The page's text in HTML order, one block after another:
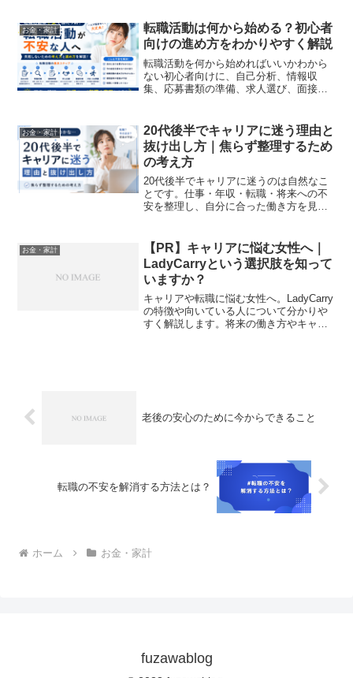
お金・家計
転職活動は何から始める？初心者
向けの進め方をわかりやすく解説
転職活動を何から始めればいいかわから
ない初心者向けに、自己分析、情報収
集、応募書類の準備、求人選び、面接対
お金・家計
20代後半でキャリアに迷う理由と
抜け出し方｜焦らず整理するため
の考え方
20代後半でキャリアに迷うのは自然なこ
とです。仕事・年収・転職・将来への不
安を整理し、自分に合った働き方を見つ
お金・家計
【PR】キャリアに悩む女性へ｜
LadyCarryという選択肢を知って
いますか？
キャリアや転職に悩む女性へ。LadyCarry
の特徴や向いている人について分かりや
すく解説します。将来の働き方やキャリ
老後の安心のために今からできること
転職の不安を解消する方法とは？
ホーム お金・家計
fuzawablog